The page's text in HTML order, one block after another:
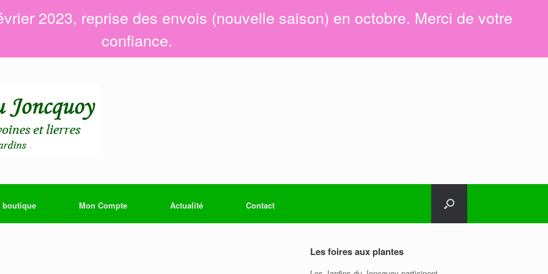
2023, reprise des envois (nouvelle saison) en octobre. Merci de votre
confiance.
boutique Mon Compte Actualité Contact
Les foires aux plantes